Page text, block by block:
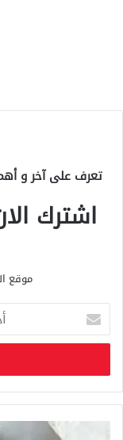
تعرف على آخر و
اشترك
موقع النيل ٢٤
خ
ب
ر
ي
د